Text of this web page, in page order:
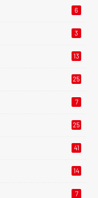
6
3
13
25
7
25
41
14
7